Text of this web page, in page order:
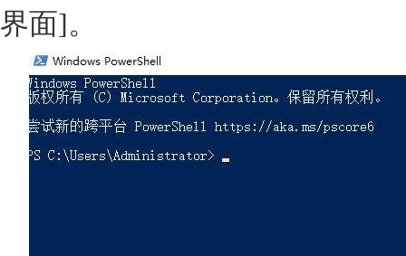
界面]。